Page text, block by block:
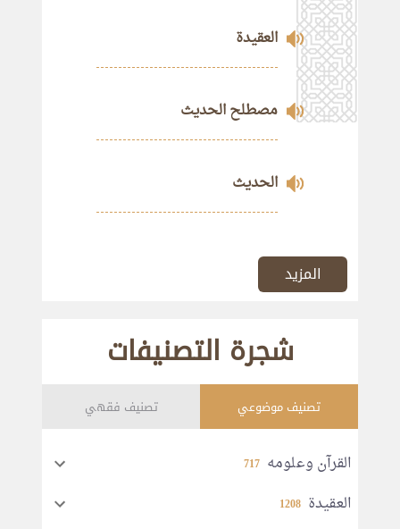
العقيدة
مصطلح الحديث
الحديث
المزيد
شجرة التصنيفات
تصنيف موضوعي تصنيف فقهي
القرآن وعلومه 717
العقيدة 1208